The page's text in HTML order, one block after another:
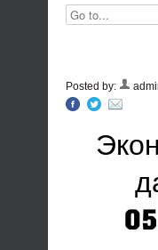
Posted by: